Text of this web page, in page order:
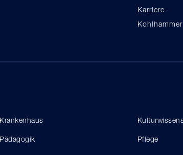
Karriere
Krankenhaus
Pädagogik Pflege